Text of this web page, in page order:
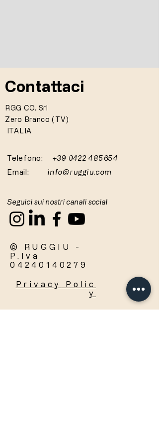
Contattaci
RGG CO. Srl
Zero Branco (TV)
ITALIA
Telefono:
+39 0422 485654
Email: info@ruggiu.com
Seguici sui nostri canali social
© RUGGIU -
P.Iva
04240140279
Privacy
Polic
y